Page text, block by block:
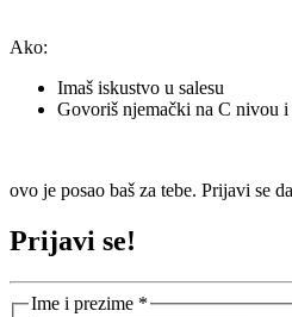
Ako:
Imaš iskustvo u salesu
Govoriš njemački na C nivou
ovo je posao baš za tebe. Prijavi se
Prijavi se!
Ime i prezime *